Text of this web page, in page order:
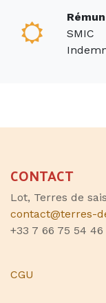
SMIC
CONTACT
Lot, Terres de
contact@terres-
+33 7 66 75 54 46
CGU